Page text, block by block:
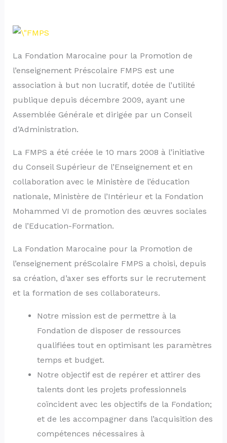
La Fondation Marocaine pour la Promotion de
l’enseignement Préscolaire FMPS est une
association à but non lucratif, dotée de l’utilité
publique depuis décembre 2009, ayant une
Assemblée Générale et dirigée par un Conseil
d’Administration.
La FMPS a été créée le 10 mars 2008 à l’initiative
du Conseil Supérieur de l’Enseignement et en
collaboration avec le Ministère de l’éducation
nationale, Ministère de l’Intérieur et la Fondation
Mohammed VI de promotion des œuvres sociales
de l’Education-Formation.
La Fondation Marocaine pour la Promotion de
l’enseignement préScolaire FMPS a choisi, depuis
sa création, d’axer ses efforts sur le recrutement
et la formation de ses collaborateurs.
Notre mission est de permettre à la
Fondation de disposer de ressources
qualifiées tout en optimisant les paramètres
temps et budget.
Notre objectif est de repérer et attirer des
talents dont les projets professionnels
coïncident avec les objectifs de la Fondation;
et de les accompagner dans l’acquisition des
compétences nécessaires à